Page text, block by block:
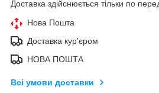
Доставка здійснюється тільки по
Нова Пошта
Доставка кур'єром
НОВА ПОШТА
Всі умови доставки